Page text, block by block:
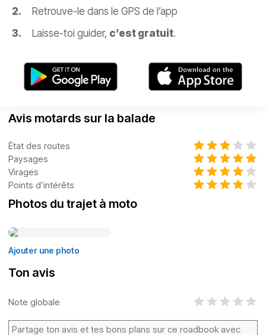
Retrouve-le dans le GPS de l’app
Laisse-toi guider, c’est gratuit.
Avis motards sur la balade
État des routes
Paysages
Virages
Points d’intérêts
Photos du trajet à moto
Ajouter une photo
Ton avis
Note globale